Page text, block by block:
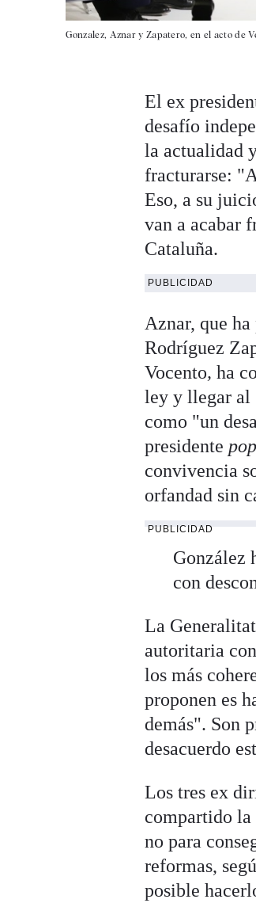
Gonzalez, Aznar y Zapatero, en el acto de
El ex
desafío
la actualidad
fracturarse:
Eso, a su
van a acabar
Cataluña.
PUBLICIDAD
Aznar, que
Rodríguez
Vocento, ha
ley y llegar al
como "un
presidente
convivencia
orfandad sin
PUBLICIDAD
González
con
La
autoritaria
los más
proponen es
demás". Son
desacuerdo
Los tres ex
compartido la
no para
reformas,
posible